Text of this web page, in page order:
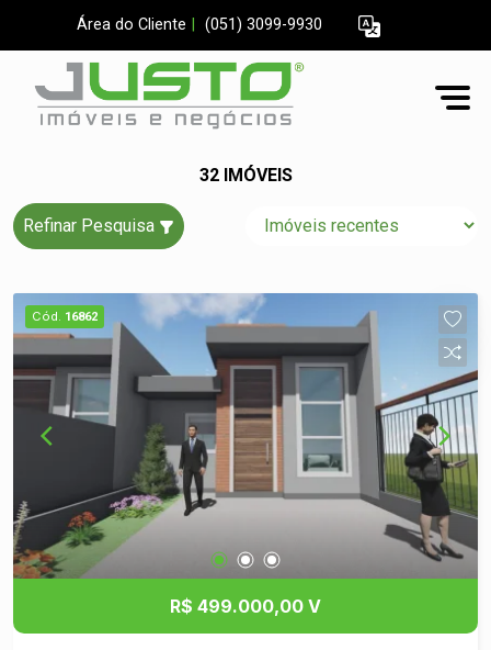
Área do Cliente (051) 3099-9930
32 IMÓVEIS
Refinar Pesquisa
Cód. 16862
R$ 499.000,00 V